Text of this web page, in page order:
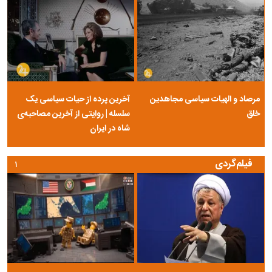
مرصاد و الهیات سیاسی مجاهدین
خلق
آخرین پرده از حیات سیاسی یک
سلسله | روایتی از آخرین مصاحبه‌ی
شاه در ایران
فیلم‌گردی ۱